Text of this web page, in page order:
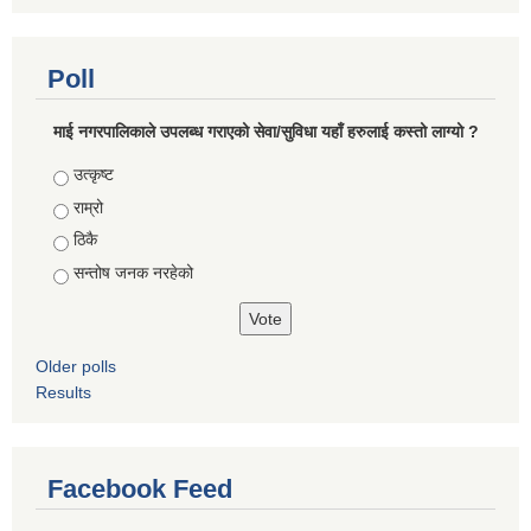
Poll
माई नगरपालिकाले उपलब्ध गराएको सेवा/सुविधा यहाँ हरुलाई कस्तो लाग्यो ?
Choices
उत्कृष्ट
राम्रो
ठिकै
सन्तोष जनक नरहेको
Older polls
Results
Facebook Feed